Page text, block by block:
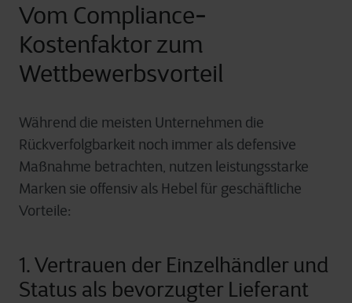
Vom Compliance-
Kostenfaktor zum
Wettbewerbsvorteil
Während die meisten Unternehmen die
Rückverfolgbarkeit noch immer als defensive
Maßnahme betrachten, nutzen leistungsstarke
Marken sie offensiv als Hebel für geschäftliche
Vorteile:
1. Vertrauen der Einzelhändler und
Status als bevorzugter Lieferant